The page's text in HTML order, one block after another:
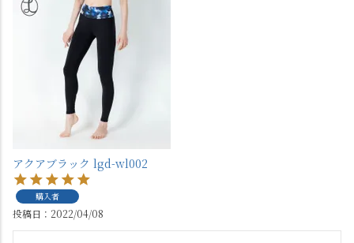
アクアブラック lgd-wl002
購入者
投稿日 2022/04/08